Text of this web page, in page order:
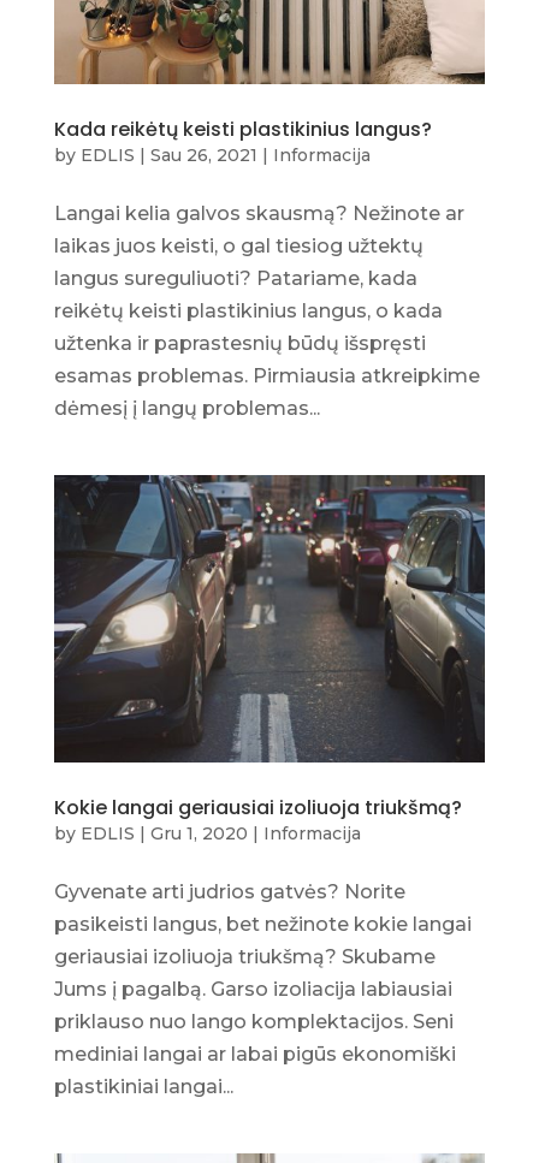
Kada reikėtų keisti plastikinius langus?
by EDLIS | Sau 26, 2021 | Informacija
Langai kelia galvos skausmą? Nežinote ar
laikas juos keisti, o gal tiesiog užtektų
langus sureguliuoti? Patariame, kada
reikėtų keisti plastikinius langus, o kada
užtenka ir paprastesnių būdų išspręsti
esamas problemas. Pirmiausia atkreipkime
dėmesį į langų problemas...
Kokie langai geriausiai izoliuoja triukšmą?
by EDLIS | Gru 1, 2020 | Informacija
Gyvenate arti judrios gatvės? Norite
pasikeisti langus, bet nežinote kokie langai
geriausiai izoliuoja triukšmą? Skubame
Jums į pagalbą. Garso izoliacija labiausiai
priklauso nuo lango komplektacijos. Seni
mediniai langai ar labai pigūs ekonomiški
plastikiniai langai...